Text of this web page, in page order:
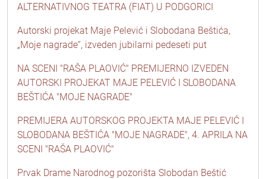
ALTERNATIVNOG TEATRA (FIAT) U PODGORICI
Autorski projekat Maje Pelević i Slobodana Beštića,
„Moje nagrade“, izveden jubilarni pedeseti put
NA SCENI "RAŠA PLAOVIĆ" PREMIJERNO IZVEDEN
AUTORSKI PROJEKAT MAJE PELEVIĆ I SLOBODANA
BEŠTIĆA "MOJE NAGRADE"
PREMIJERA AUTORSKOG PROJEKTA MAJE PELEVIĆ I
SLOBODANA BEŠTIĆA "MOJE NAGRADE", 4. APRILA NA
SCENI "RAŠA PLAOVIĆ"
Prvak Drame Narodnog pozorišta Slobodan Beštić